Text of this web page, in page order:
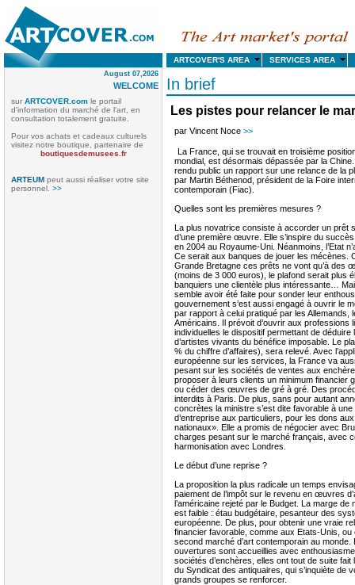
ARTCOVER'S AREA SERVICES AREA
August 07,2026
WELCOME
sur ARTCOVER.com le portail
d'information du marché de l'art, en
consultation totalement gratuite
Pour vos achats et cadeaux culturels
visitez notre boutique, partenaire de
boutiquesdemusees.fr
ARTEUM peut aussi réaliser votre site
personnel. >>
In brief
Les pistes pour relancer le
par Vincent Noce >>
La France, qui se trouvait en troisième
mondial, est désormais dépassée par la
rendu public un rapport sur une relance de la
par Martin Béthenod, président de la Foire
contemporain (Fiac).
Quelles sont les premières mesures ?
La plus novatrice consiste à accorder un prêt
d’une première œuvre. Elle s’inspire du
en 2004 au Royaume-Uni. Néanmoins, l’Etat
Ce serait aux banques de jouer les mécènes.
Grande Bretagne ces prêts ne vont qu’à des
(moins de 3 000 euros), le plafond serait plus
banquiers une clientèle plus intéressante…
semble avoir été faite pour sonder leur
gouvernement s’est aussi engagé à ouvrir le
par rapport à celui pratiqué par les Allemands,
Américains. Il prévoit d’ouvrir aux professions
individuelles le dispositif permettant de déduire
d’artistes vivants du bénéfice imposable. Le
% du chiffre d’affaires), sera relevé. Avec
européenne sur les services, la France va
pesant sur les sociétés de ventes aux
proposer à leurs clients un minimum financier
ou céder des œuvres de gré à gré. Des
interdits à Paris. De plus, sans pour autant
concrètes la ministre s’est dite favorable à
d’entreprise aux particuliers, pour les dons
nationaux». Elle a promis de négocier avec
charges pesant sur le marché français, avec
harmonisation avec Londres.
Le début d’une reprise ?
La proposition la plus radicale un temps
paiement de l’impôt sur le revenu en œuvres
l’américaine rejeté par le Budget. La marge
est faible : étau budgétaire, pesanteur des
européenne. De plus, pour obtenir une vraie
financier favorable, comme aux Etats-Unis, ou
second marché d’art contemporain au monde.
ouvertures sont accueillies avec
sociétés d’enchères, elles ont tout de suite fait
du Syndicat des antiquaires, qui s’inquiète de
grands groupes se renforcer.